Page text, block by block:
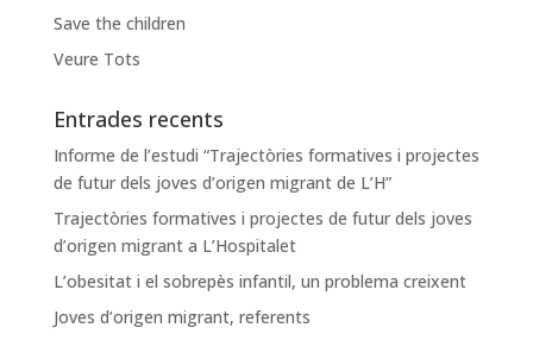
Save the children
Veure Tots
Entrades recents
Informe de l’estudi “Trajectòries formatives i projectes
de futur dels joves d’origen migrant de L’H”
Trajectòries formatives i projectes de futur dels joves
d’origen migrant a L’Hospitalet
L’obesitat i el sobrepès infantil, un problema creixent
Joves d’origen migrant, referents